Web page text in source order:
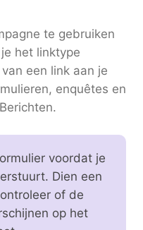
te gebruiken
het linktype
een link aan je
enquêtes en
voordat je
Dien een
of de
op het